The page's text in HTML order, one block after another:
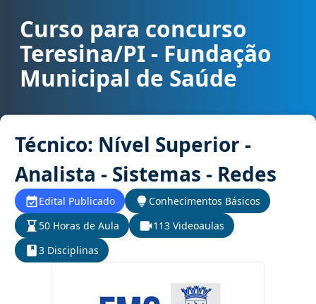
Curso para concurso FMS - Teresina/PI - Fundação Municipal de
Curso para concurso
Teresina/PI - Fundação
Municipal de Saúde
Técnico: Nível Superior -
Analista - Sistemas - Redes
Edital Publicado
Conhecimentos Básicos
50 Horas de Aula
113 Videoaulas
3 Disciplinas